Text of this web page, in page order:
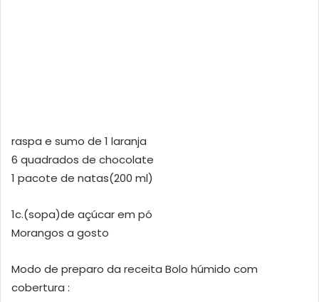
raspa e sumo de 1 laranja
6 quadrados de chocolate
1 pacote de natas(200 ml)
1c.(sopa)de açúcar em pó
Morangos a gosto
Modo de preparo da receita Bolo húmido com
cobertura :